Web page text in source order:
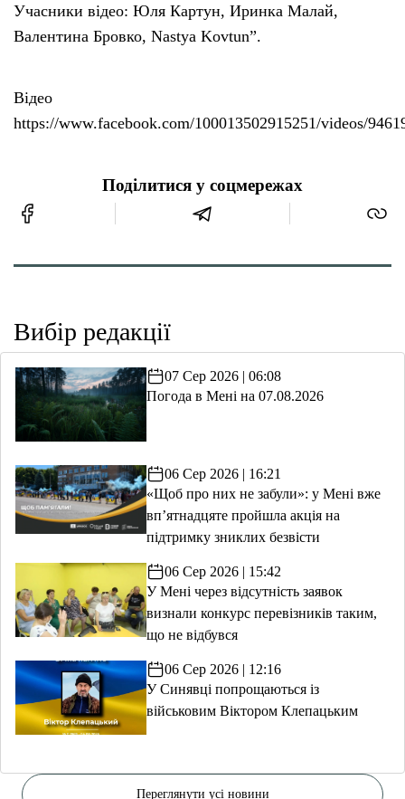
Учасники відео: Юля Картун, Иринка Малай,
Валентина Бровко, Nastya Kovtun”.
Відео
https://www.facebook.com/100013502915251/videos/
Поділитися у соцмережах
Вибір редакції
07 Сер 2026 | 06:08
Погода в Мені на 07.08.2026
06 Сер 2026 | 16:21
«Щоб про них не забули»: у Мені вже
вп’ятнадцяте пройшла акція на
підтримку зниклих безвісти
06 Сер 2026 | 15:42
У Мені через відсутність заявок
визнали конкурс перевізників таким,
що не відбувся
06 Сер 2026 | 12:16
У Синявці попрощаються із
військовим Віктором Клепацьким
Переглянути усі новини